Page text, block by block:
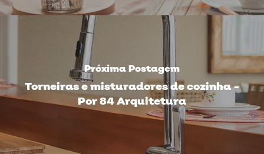
Próxima Postagem
Torneiras e misturadores de cozinha -
Por 84 Arquitetura